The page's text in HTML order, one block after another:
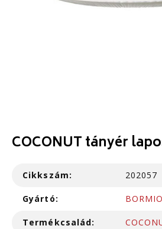
COCONUT tányér
Cikkszám: 202057
Gyártó:
Termékcsalád: